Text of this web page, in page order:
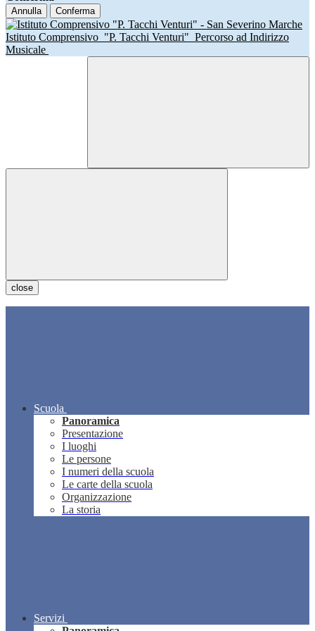
Annulla Conferma
Istituto Comprensivo "P. Tacchi Venturi" Percorso ad Indirizzo
Musicale
close
Scuola
Panoramica
Presentazione
I luoghi
Le persone
I numeri della scuola
Le carte della scuola
Organizzazione
La storia
Servizi